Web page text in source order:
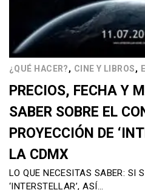
¿QUÉ HACER?, CINE Y LIBROS,
PRECIOS, FECHA Y
SABER SOBRE EL
PROYECCIÓN DE
LA CDMX
LO QUE NECESITAS SABER: SI
‘INTERSTELLAR’, ASÍ…